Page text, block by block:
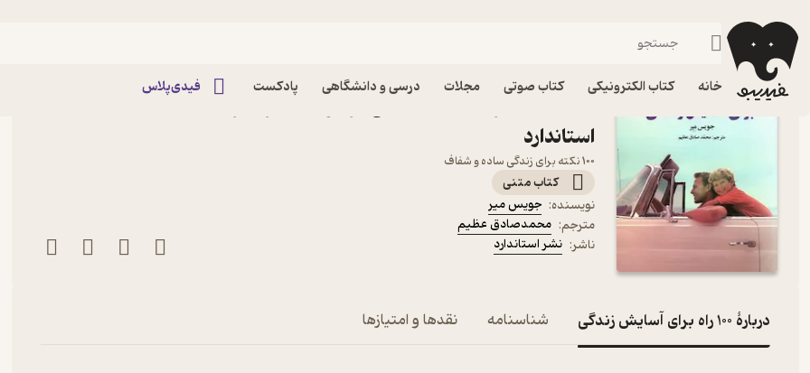
خانه کتاب الکترونیکی کتاب صوتی مجلات درسی و دانشگاهی پادکست فیدی‌پلاس
فیدیبو کتاب الکترونیکی
استاندارد
100 نکته برای زندگی ساده و شفاف
کتاب متنی
نویسنده: جویس میر
مترجم: محمدصادق عظیم
ناشر: نشر استاندارد
دربارۀ 100 راه برای آسایش زندگی شناسنامه نقدها و امتیازها